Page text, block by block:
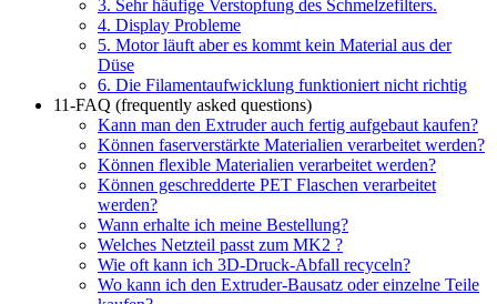
3. Sehr häufige Verstopfung des Schmelzefilters.
4. Display Probleme
5. Motor läuft aber es kommt kein Material aus der
Düse
6. Die Filamentaufwicklung funktioniert nicht richtig
11-FAQ (frequently asked questions)
Kann man den Extruder auch fertig aufgebaut kaufen?
Können faserverstärkte Materialien verarbeitet werden?
Können flexible Materialien verarbeitet werden?
Können geschredderte PET Flaschen verarbeitet
werden?
Wann erhalte ich meine Bestellung?
Welches Netzteil passt zum MK2 ?
Wie oft kann ich 3D-Druck-Abfall recyceln?
Wo kann ich den Extruder-Bausatz oder einzelne Teile